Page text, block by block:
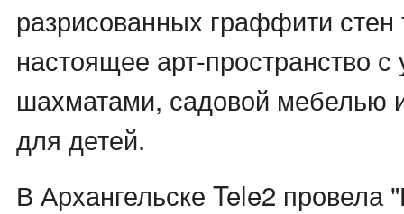
разрисованных граффити
настоящее арт-пространство
шахматами, садовой мебелью
для детей.
В Архангельске Tele2 провела